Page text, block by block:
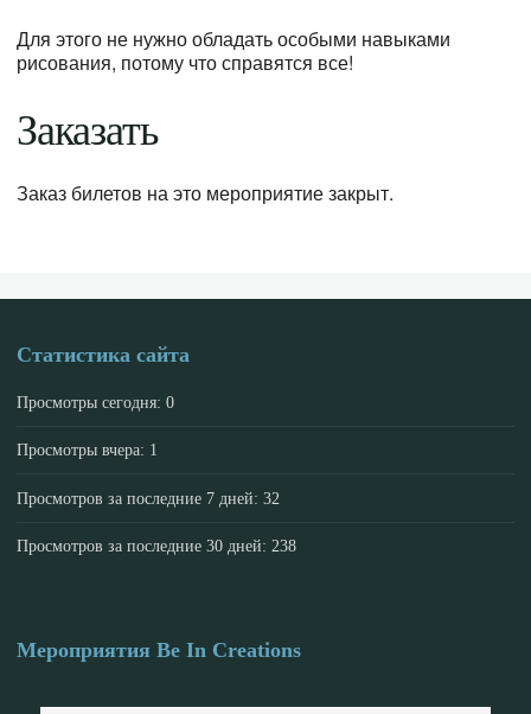
Для этого не нужно обладать особыми навыками
рисования, потому что справятся все!
Заказать
Заказ билетов на это мероприятие закрыт.
Статистика сайта
Просмотры сегодня:0
Просмотры вчера: 1
Просмотров за последние 7 дней:32
Просмотров за последние 30 дней: 238
Мероприятия Be In Creations